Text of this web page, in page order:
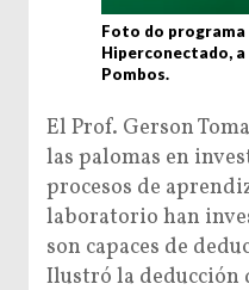
Foto do programa
Hiperconectado,
Pombos.
El Prof. Gerson
las palomas en
procesos de
laboratorio han
son capaces de
Ilustró la deducción